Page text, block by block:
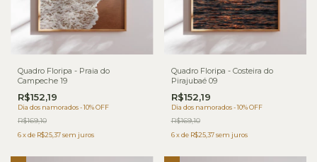
Quadro Floripa - Praia do
Campeche 19
R$152,19
Dia dos namorados - 10% OFF
R$169,10
6xde R$25,37sem juros
Quadro Floripa - Costeira do
Pirajubaé 09
R$152,19
Dia dos namorados - 10% OFF
R$169,10
6 xde R$25,37 sem juros